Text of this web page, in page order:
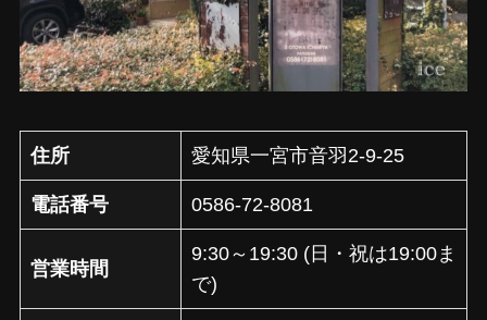
住所 愛知県一宮市音羽2-9-25
電話番号 0586-72-8081
営業時間
9:30～19:30 (日・祝は19:00ま
で)